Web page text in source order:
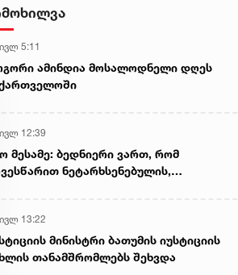
გავრცელების ფაქტებზე, ერთ
5:11
ამინდია მოსალოდნელი დღეს
12:39
მესამე: ბედნიერი ვართ, რომ
ნეტარხსენებულის,
13:22
მინისტრი ბათუმის იუსტიციის
თანამშრომლებს შეხვდა